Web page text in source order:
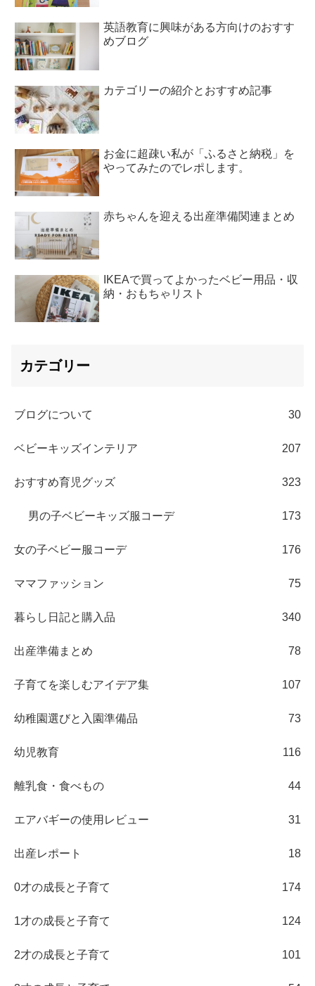
英語教育に興味がある方向けのおすす
めブログ
カテゴリーの紹介とおすすめ記事
お金に超疎い私が「ふるさと納税」を
やってみたのでレポします。
赤ちゃんを迎える出産準備関連まとめ
IKEAで買ってよかったベビー用品・収
納・おもちゃリスト
カテゴリー
ブログについて 30
ベビーキッズインテリア 207
おすすめ育児グッズ 323
男の子ベビーキッズ服コーデ 173
女の子ベビー服コーデ 176
ママファッション 75
暮らし日記と購入品 340
出産準備まとめ 78
子育てを楽しむアイデア集 107
幼稚園選びと入園準備品 73
幼児教育 116
離乳食・食べもの 44
エアバギーの使用レビュー 31
出産レポート 18
0才の成長と子育て 174
1才の成長と子育て 124
2才の成長と子育て 101